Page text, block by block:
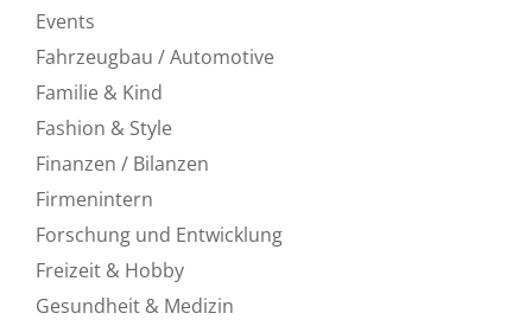
Events
Fahrzeugbau / Automotive
Familie & Kind
Fashion & Style
Finanzen / Bilanzen
Firmenintern
Forschung und Entwicklung
Freizeit & Hobby
Gesundheit & Medizin